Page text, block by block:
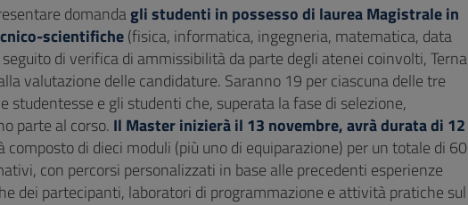
domandagli studenti in possesso di laurea Magistrale in
scientifiche(fisica, informatica, ingegneria, matematica, data
seguito di verifica di ammissibilità da parte degli atenei coinvolti, Terna
valutazione delle candidature. Saranno 19 per ciascuna delle tre
studentesse e gli studenti che, superata la fase di selezione,
parte al corso. Il Master inizierà il 13 novembre, avrà durata di 12
composto di dieci moduli (più uno di equiparazione) per un totale di 60
con percorsi personalizzati in base alle precedenti esperienze
dei partecipanti, laboratori di programmazione e attività pratiche sul